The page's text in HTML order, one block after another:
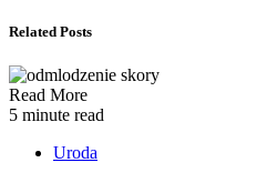
Related Posts
Read More
5 minute read
Uroda